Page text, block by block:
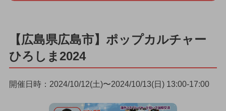
【広島県広島市】ポップカルチャー
ひろしま2024
開催日時：2024/10/12(土)〜2024/10/13(日) 13:00-17:00